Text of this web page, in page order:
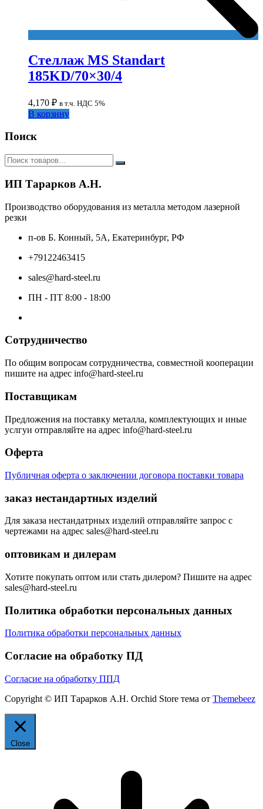
Стеллаж MS Standart
185KD/70×30/4
4,170 ₽ в т.ч. НДС 5%
В корзину
Поиск
ИП Тарарков А.Н.
Производство оборудования из металла методом лазерной
резки
п-ов Б. Конный, 5А, Екатеринбург, РФ
+79122463415
sales@hard-steel.ru
ПН - ПТ 8:00 - 18:00
Сотрудничество
По общим вопросам сотрудничества, совместной кооперации
пишите на адрес info@hard-steel.ru
Поставщикам
Предложения на поставку металла, комплектующих и иные
услгуи отправляйте на адрес info@hard-steel.ru
Оферта
Публичная оферта о заключении договора поставки товара
заказ нестандартных изделий
Для заказа нестандатрных изделий отправляйте запрос с
чертежами на адрес sales@hard-steel.ru
оптовикам и дилерам
Хотите покупать оптом или стать дилером? Пишите на адрес
sales@hard-steel.ru
Политика обработки персональных данных
Политика обработки персональных данных
Согласие на обработку ПД
Согласие на обработку ППД
Copyright © ИП Тарарков А.Н. Orchid Store тема от Themebeez
Close